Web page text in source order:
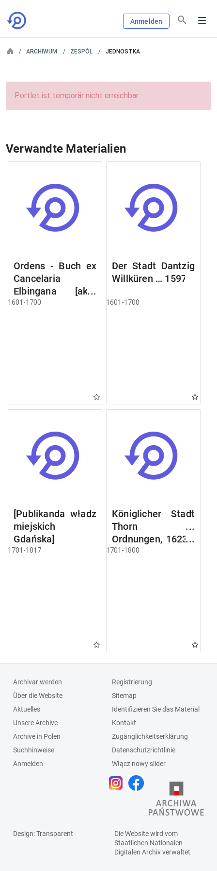
Anmelden
ARCHIWUM ZESPÓŁ JEDNOSTKA
Portlet ist temporär nicht erreichbar.
Verwandte Materialien
Ordens - Buch ex
Cancelaria
Elbingana [akty
prawne i reguła
1601-1700
Der Stadt Dantzig
Willküren … 1597
1601-1700
[Publikanda władz
miejskich
Gdańska]
1701-1817
Königlicher Stadt
Thorn ...
Ordnungen, 1623 -
1716
1701-1800
Archivar werden
Über die Website
Aktuelles
Unsere Archive
Archive in Polen
Suchhinweise
Anmelden
Registrierung
Sitemap
Identifizieren Sie das Material
Kontakt
Zugänglichkeitserklärung
Datenschutzrichtlinie
Włącz nowy slider
Design: Transparent
Die Website wird vom
Staatlichen Nationalen
Digitalen Archivverwaltet